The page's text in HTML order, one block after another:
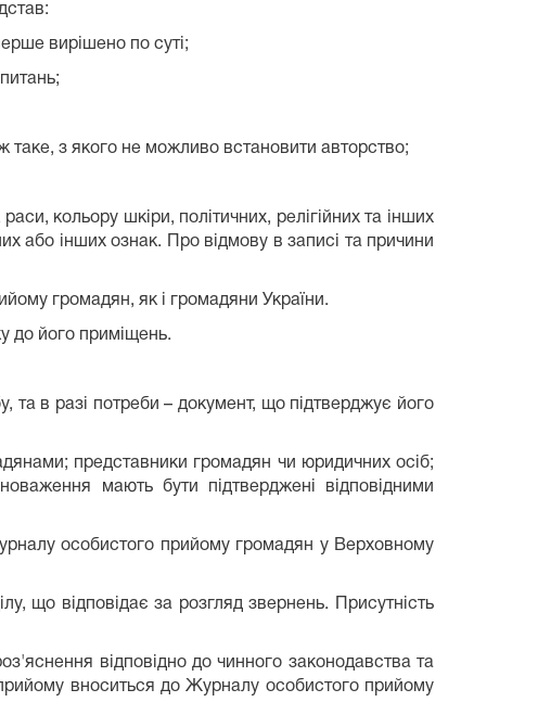
вирішено по суті;
з якого не можливо встановити авторство;
кольору шкіри, політичних, релігійних та інших
або інших ознак. Про відмову в записі та причини
громадян, як і громадяни України.
до його приміщень.
в разі потреби – документ, що підтверджує його
представники громадян чи юридичних осіб;
мають бути підтверджені відповідними
особистого прийому громадян у Верховному
що відповідає за розгляд звернень. Присутність
відповідно до чинного законодавства та
вноситься до Журналу особистого прийому